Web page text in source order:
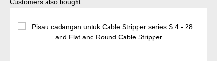
Customers also bought